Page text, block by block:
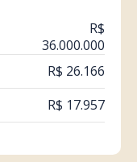
R$
36.000.000
R$ 26.166
R$ 17.957